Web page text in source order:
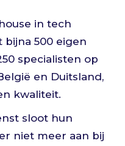
in tech
bijna 500 eigen
specialisten op
en Duitsland,
kwaliteit.
sloot hun
niet meer aan bij